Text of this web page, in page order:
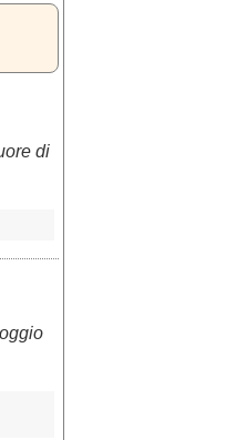
di